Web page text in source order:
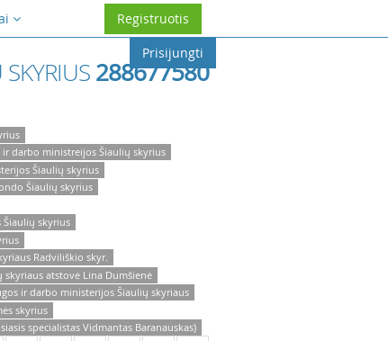
Registruotis
Prisijungti
288677580
ir darbo ministreijos Šiaulių skyrius
Šiaulių skyrius
Šiaulių skyrius
skyrius
Radviliškio skyr.
atstovė Lina Dumšienė
ir darbo ministerijos Šiaulių skyriaus
skyrius
specialistas Vidmantas Baranauskas)